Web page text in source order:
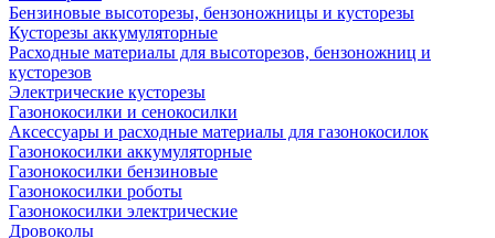
Бензиновые высоторезы, бензоножницы и кусторезы
Кусторезы аккумуляторные
Расходные материалы для высоторезов, бензоножниц и
кусторезов
Электрические кусторезы
Газонокосилки и сенокосилки
Аксессуары и расходные материалы для газонокосилок
Газонокосилки аккумуляторные
Газонокосилки бензиновые
Газонокосилки роботы
Газонокосилки электрические
Дровоколы